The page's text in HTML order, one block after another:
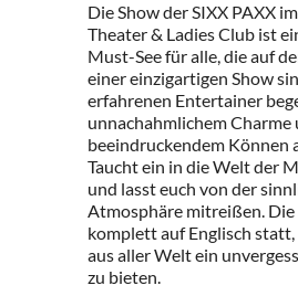
Die Show der SIXX PAXX
Theater & Ladies Club ist
Must-See für alle, die auf
einer einzigartigen Show
erfahrenen Entertainer
unnachahmlichem Charme
beeindruckendem Können
Taucht ein in die Welt der
und lasst euch von der
Atmosphäre mitreißen.
komplett auf Englisch statt,
aus aller Welt ein
zu bieten.